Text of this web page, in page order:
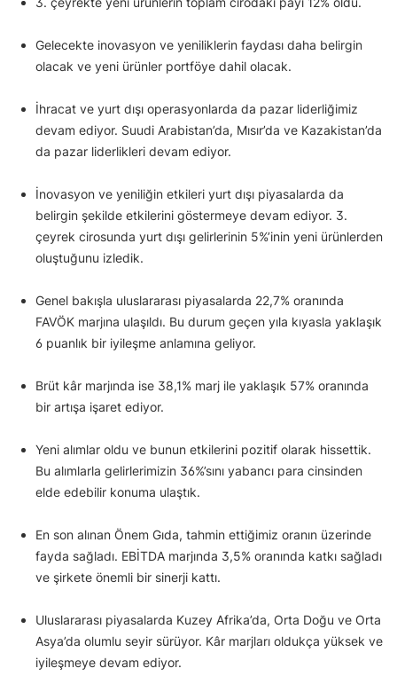
Gelecekte inovasyon ve yeniliklerin faydası daha belirgin
olacak ve yeni ürünler portföye dahil olacak.
İhracat ve yurt dışı operasyonlarda da pazar liderliğimiz
devam ediyor. Suudi Arabistan’da, Mısır’da ve Kazakistan’da
da pazar liderlikleri devam ediyor.
İnovasyon ve yeniliğin etkileri yurt dışı piyasalarda da
belirgin şekilde etkilerini göstermeye devam ediyor. 3.
çeyrek cirosunda yurt dışı gelirlerinin 5%’inin yeni ürünlerden
oluştuğunu izledik.
Genel bakışla uluslararası piyasalarda 22,7% oranında
FAVÖK marjına ulaşıldı. Bu durum geçen yıla kıyasla yaklaşık
6 puanlık bir iyileşme anlamına geliyor.
Brüt kâr marjında ise 38,1% marj ile yaklaşık 57% oranında
bir artışa işaret ediyor.
Yeni alımlar oldu ve bunun etkilerini pozitif olarak hissettik.
Bu alımlarla gelirlerimizin 36%’sını yabancı para cinsinden
elde edebilir konuma ulaştık.
En son alınan Önem Gıda, tahmin ettiğimiz oranın üzerinde
fayda sağladı. EBİTDA marjında 3,5% oranında katkı sağladı
ve şirkete önemli bir sinerji kattı.
Uluslararası piyasalarda Kuzey Afrika’da, Orta Doğu ve Orta
Asya’da olumlu seyir sürüyor. Kâr marjları oldukça yüksek ve
iyileşmeye devam ediyor.